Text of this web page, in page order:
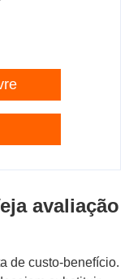
avaliação
de custo-benefício.